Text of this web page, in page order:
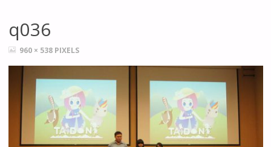
q036
FULL960 × 538 PIXELS